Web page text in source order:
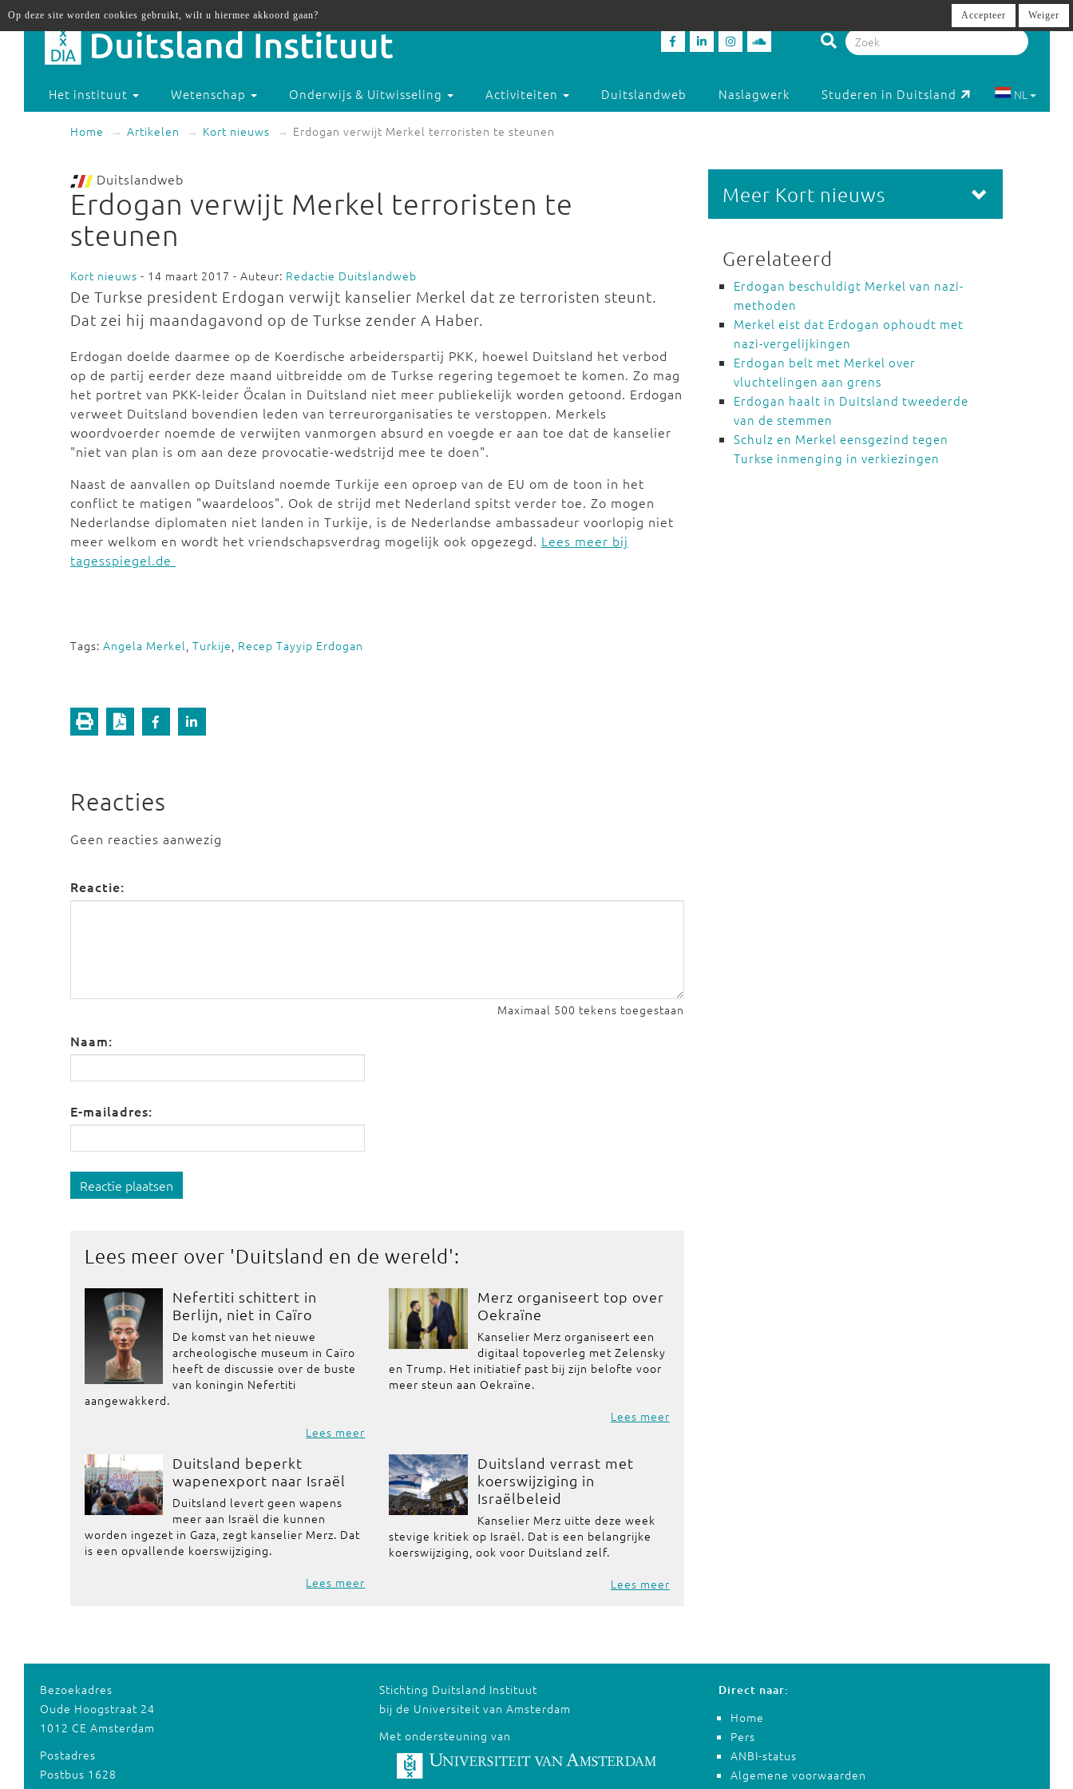
Het instituut Wetenschap Onderwijs & Uitwisseling Activiteiten Duitslandweb Naslagwerk Studeren in Duitsland NL
Home Artikelen Kort nieuws Erdogan verwijt Merkel terroristen te steunen
Duitslandweb
Erdogan verwijt Merkel terroristen te
steunen
Kort nieuws - 14 maart 2017 - Auteur: Redactie Duitslandweb
De Turkse president Erdogan verwijt kanselier Merkel dat ze terroristen steunt.
Dat zei hij maandagavond op de Turkse zender A Haber.
Erdogan doelde daarmee op de Koerdische arbeiderspartij PKK, hoewel Duitsland het verbod
op de partij eerder deze maand uitbreidde om de Turkse regering tegemoet te komen. Zo mag
het portret van PKK-leider Öcalan in Duitsland niet meer publiekelijk worden getoond. Erdogan
verweet Duitsland bovendien leden van terreurorganisaties te verstoppen. Merkels
woordvoerder noemde de verwijten vanmorgen absurd en voegde er aan toe dat de kanselier
"niet van plan is om aan deze provocatie-wedstrijd mee te doen".
Naast de aanvallen op Duitsland noemde Turkije een oproep van de EU om de toon in het
conflict te matigen "waardeloos". Ook de strijd met Nederland spitst verder toe. Zo mogen
Nederlandse diplomaten niet landen in Turkije, is de Nederlandse ambassadeur voorlopig niet
meer welkom en wordt het vriendschapsverdrag mogelijk ook opgezegd. Lees meer bij
tagesspiegel.de
Tags: Angela Merkel, Turkije, Recep Tayyip Erdogan
Reacties
Geen reacties aanwezig
Reactie:
Maximaal 500 tekens toegestaan
Naam:
E-mailadres:
Reactie plaatsen
Lees meer over 'Duitsland en de wereld':
Nefertiti schittert in
Berlijn, niet in Caïro
De komst van het nieuwe
archeologische museum in Caïro
heeft de discussie over de buste
van koningin Nefertiti
aangewakkerd.
Lees meer
Merz organiseert top over
Oekraïne
Kanselier Merz organiseert een
digitaal topoverleg met Zelensky
en Trump. Het initiatief past bij zijn belofte voor
meer steun aan Oekraïne.
Lees meer
Duitsland beperkt
wapenexport naar Israël
Duitsland levert geen wapens
meer aan Israël die kunnen
worden ingezet in Gaza, zegt kanselier Merz. Dat
is een opvallende koerswijziging.
Lees meer
Duitsland verrast met
koerswijziging in
Israëlbeleid
Kanselier Merz uitte deze week
stevige kritiek op Israël. Dat is een belangrijke
koerswijziging, ook voor Duitsland zelf.
Lees meer
Meer Kort nieuws
Gerelateerd
Erdogan beschuldigt Merkel van nazi-
methoden
Merkel eist dat Erdogan ophoudt met
nazi-vergelijkingen
Erdogan belt met Merkel over
vluchtelingen aan grens
Erdogan haalt in Duitsland tweederde
van de stemmen
Schulz en Merkel eensgezind tegen
Turkse inmenging in verkiezingen
Bezoekadres
Oude Hoogstraat 24
1012 CE Amsterdam
Postadres
Postbus 1628
Stichting Duitsland Instituut
bij de Universiteit van Amsterdam
Met ondersteuning van
Direct naar:
Home
Pers
ANBI-status
Algemene voorwaarden
Op deze site worden cookies gebruikt, wilt u hiermee akkoord gaan? Accepteer Weiger